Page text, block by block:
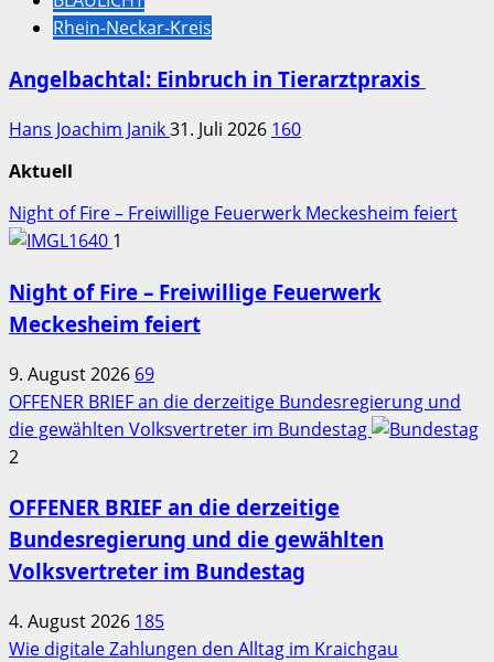
Rhein-Neckar-Kreis
Angelbachtal: Einbruch in Tierarztpraxis
Hans Joachim Janik31. Juli 2026 160
Aktuell
Night of Fire – Freiwillige Feuerwerk Meckesheim feiert
1
Night of Fire – Freiwillige Feuerwerk
Meckesheim feiert
9. August 2026 69
OFFENER BRIEF an die derzeitige Bundesregierung und
die gewählten Volksvertreter im Bundestag
2
OFFENER BRIEF an die derzeitige
Bundesregierung und die gewählten
Volksvertreter im Bundestag
4. August 2026 185
Wie digitale Zahlungen den Alltag im Kraichgau